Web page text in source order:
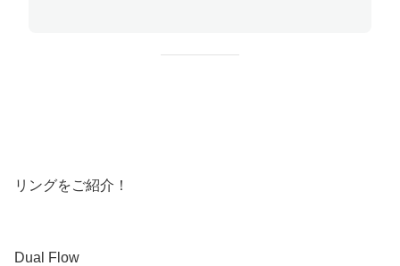
リングをご紹介！
Dual Flow